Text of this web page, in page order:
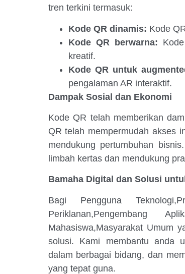
tren terkini termasuk:
Kode QR dinamis: Kode
Kode QR berwarna:
kreatif.
Kode QR untuk
pengalaman AR interaktif.
Dampak Sosial dan Ekonomi
Kode QR telah memberikan
QR telah mempermudah akses
mendukung pertumbuhan
limbah kertas dan mendukung
Bamaha Digital dan Solusi
Bagi Pengguna
Periklanan,Pengembang
Mahasiswa,Masyarakat Umum
solusi. Kami membantu anda
dalam berbagai bidang, dan
yang tepat guna.